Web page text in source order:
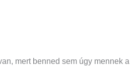
mert benned sem úgy mennek a